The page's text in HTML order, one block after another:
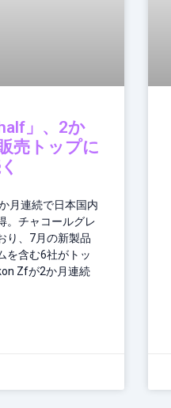
」、2か
売トップに
月連続で日本国内
。チャコールグレ
り、7月の新製品
を含む6社がトッ
Zfが2か月連続